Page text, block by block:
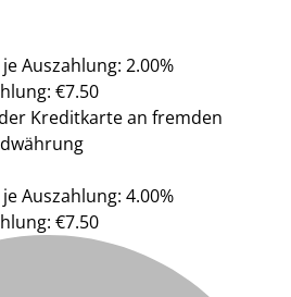
Auszahlung: 2.00%
€7.50
Kreditkarte an fremden
Auszahlung: 4.00%
€7.50